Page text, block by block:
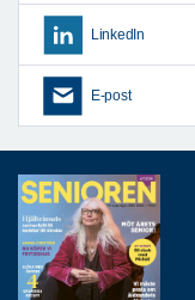
LinkedIn
E-post